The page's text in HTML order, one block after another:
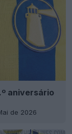
aniversário
de 2026